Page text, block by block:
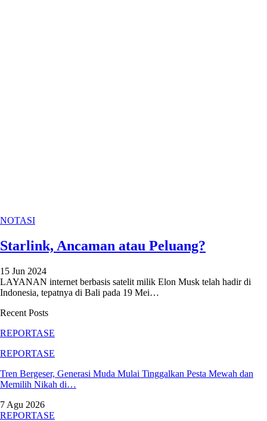
NOTASI
Starlink, Ancaman atau Peluang?
15 Jun 2024
LAYANAN internet berbasis satelit milik Elon Musk telah hadir di
Indonesia, tepatnya di Bali pada 19 Mei…
Recent Posts
REPORTASE
REPORTASE
Tren Bergeser, Generasi Muda Mulai Tinggalkan Pesta Mewah dan
Memilih Nikah di…
7 Agu 2026
REPORTASE